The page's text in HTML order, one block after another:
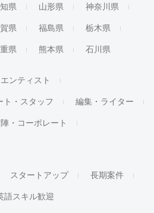
県 山形県 神奈川県
県 福島県 栃木県
県 熊本県 石川県
ンティスト
ト・スタッフ 編集・ライター
・コーポレート
スタートアップ 長期案件
語スキル歓迎